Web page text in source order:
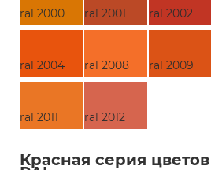
ral 2000 ral 2001 ral 2002
ral 2004 ral 2008 ral 2009
ral 2011 ral 2012
Красная серия